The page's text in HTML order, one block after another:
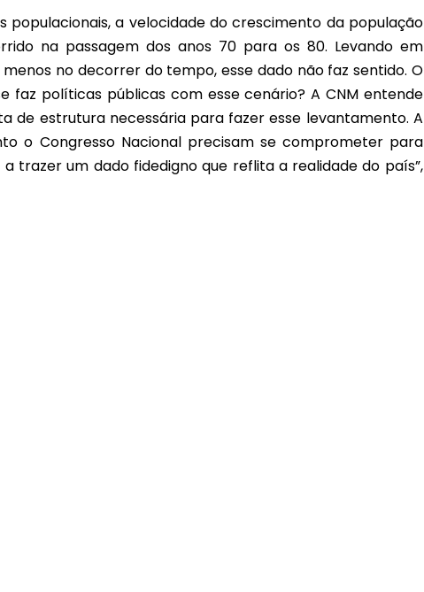
populacionais, a velocidade do crescimento da população
na passagem dos anos 70 para os 80. Levando em
no decorrer do tempo, esse dado não faz sentido. O
faz políticas públicas com esse cenário? A CNM entende
de estrutura necessária para fazer esse levantamento. A
o Congresso Nacional precisam se comprometer para
trazer um dado fidedigno que reflita a realidade do país”,